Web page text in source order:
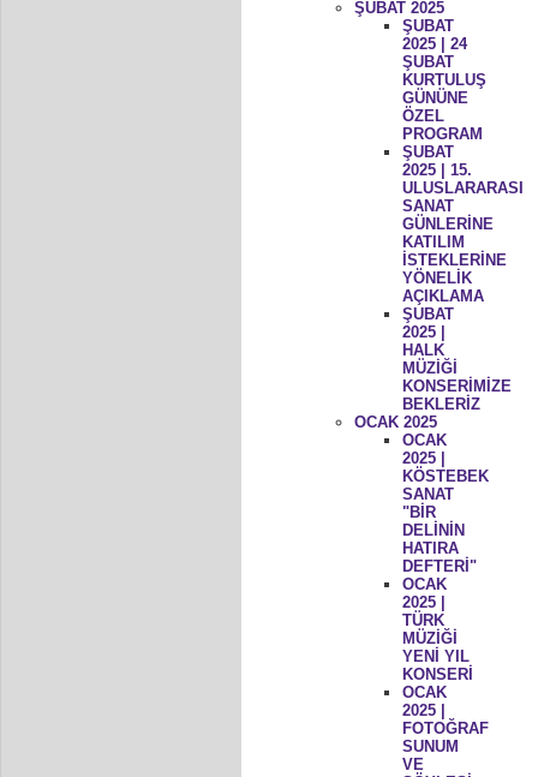
ŞUBAT 2025
ŞUBAT
2025 | 24
ŞUBAT
KURTULUŞ
GÜNÜNE
ÖZEL
PROGRAM
ŞUBAT
2025 | 15.
ULUSLARARASI
SANAT
GÜNLERİNE
KATILIM
İSTEKLERİNE
YÖNELİK
AÇIKLAMA
ŞUBAT
2025 |
HALK
MÜZİĞİ
KONSERİMİZE
BEKLERİZ
OCAK 2025
OCAK
2025 |
KÖSTEBEK
SANAT
"BİR
DELİNİN
HATIRA
DEFTERİ"
OCAK
2025 |
TÜRK
MÜZİĞİ
YENİ YIL
KONSERİ
OCAK
2025 |
FOTOĞRAF
SUNUM
VE